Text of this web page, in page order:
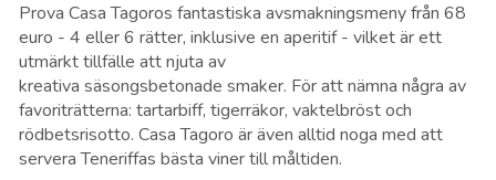
Prova Casa Tagoros fantastiska avsmakningsmeny från 68
euro - 4 eller 6 rätter, inklusive en aperitif - vilket är ett
utmärkt tillfälle att njuta av
kreativa säsongsbetonade smaker. För att nämna några av
favoriträtterna: tartarbiff, tigerräkor, vaktelbröst och
rödbetsrisotto. Casa Tagoro är även alltid noga med att
servera Teneriffas bästa viner till måltiden.